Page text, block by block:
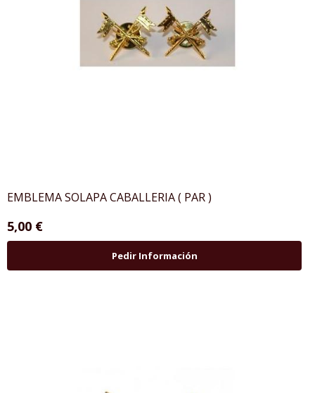
EMBLEMA SOLAPA CABALLERIA ( PAR )
5,00 €
Pedir Información